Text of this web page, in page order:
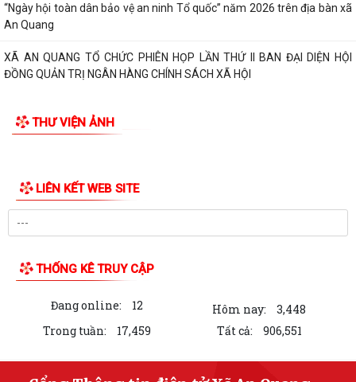
“Ngày hội toàn dân bảo vệ an ninh Tổ quốc” năm 2026 trên địa bàn xã
An Quang
XÃ AN QUANG TỔ CHỨC PHIÊN HỌP LẦN THỨ II BAN ĐẠI DIỆN HỘI
ĐỒNG QUẢN TRỊ NGÂN HÀNG CHÍNH SÁCH XÃ HỘI
THƯ VIỆN ẢNH